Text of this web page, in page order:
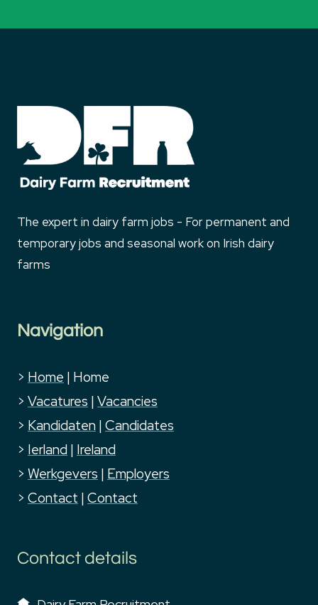
The expert in dairy farm jobs - For permanent and
temporary jobs and seasonal work on Irish dairy
farms
Navigation
> Home | Home
> Vacatures | Vacancies
> Kandidaten | Candidates
> Ierland | Ireland
> Werkgevers | Employers
> Contact | Contact
Contact details